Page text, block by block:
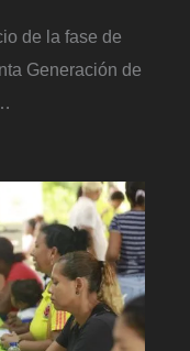
de la fase de
Generación de